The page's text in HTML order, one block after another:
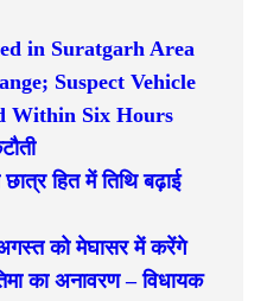
in Suratgarh Area
Suspect Vehicle
Within Six Hours
छात्र हित में तिथि बढ़ाई
को मेघासर में करेंगे
का अनावरण – विधायक